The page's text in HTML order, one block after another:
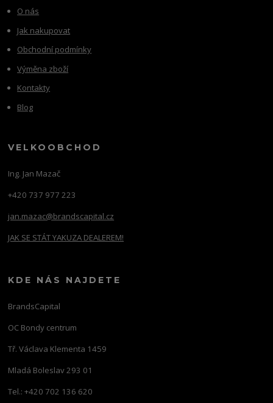
O nás
Jak nakupovat
Obchodní podmínky
Výměna zboží
Kontakty
Blog
VELKOOBCHOD
Ing. Jan Mazač
+420 737 977 223
jan.mazac@brandscapital.cz
JAK SE STÁT YAKUZA DEALEREM!
KDE NÁS NAJDETE
BrandsCapital
OC Bondy centrum
Tř. Václava Klementa 1459
Mladá Boleslav 293 01
Tel.: +420 702 136 620